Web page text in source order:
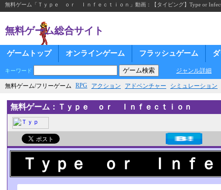
無料ゲーム「Ｔｙｐｅ ｏｒ Ｉｎｆｅｃｔｉｏｎ」動画：【タイピング】Type or
無料ゲーム総合サイト
ゲームトップ オンラインゲーム フラッシュゲーム
キーワード ジャンル詳細
無料ゲーム/フリーゲーム RPG アクション アドベンチャー シミュレーション
無料ゲーム：Ｔｙｐｅ ｏｒ Ｉｎｆｅｃｔｉｏｎ
Ｔｙｐｅ ｏｒ Ｉｎｆｅ